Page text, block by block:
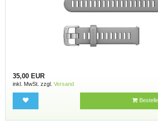
35,00 EUR
inkl. MwSt. zzgl. Versand